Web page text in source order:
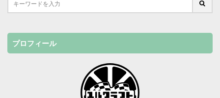
プロフィール